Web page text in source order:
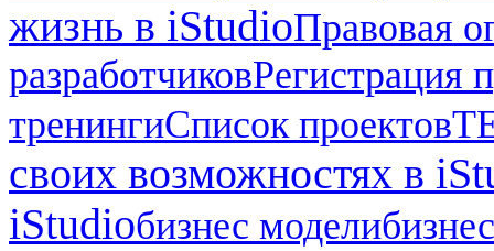
жизнь в iStudioПравовая
разработчиковРегистрация
тренингиСписок проектов
своих возможностях в
iStudioбизнес модели